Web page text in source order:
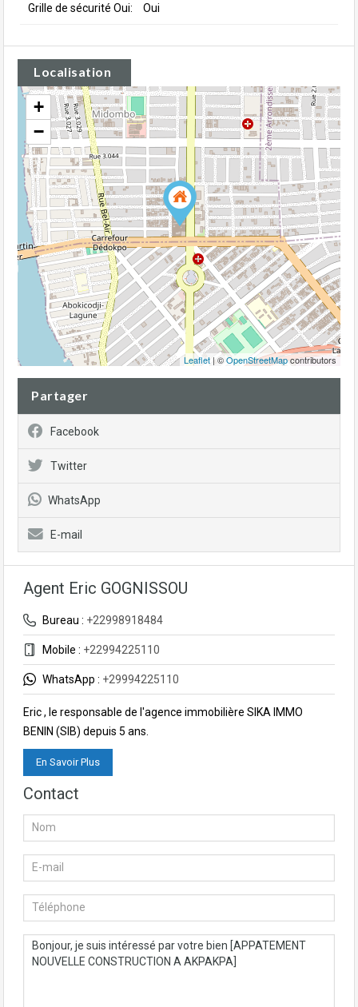
Grille de sécurité Oui: Oui
Localisation
+
−
Leaflet | ©OpenStreetMapcontributors
Partager
Facebook
Twitter
WhatsApp
E-mail
Agent Eric GOGNISSOU
Bureau : +22998918484
Mobile : +22994225110
WhatsApp : +29994225110
Eric , le responsable de l'agence immobilière SIKA IMMO
BENIN (SIB) depuis 5 ans.
En Savoir Plus
Contact